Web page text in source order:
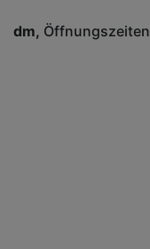
dm Öffnungszeiten